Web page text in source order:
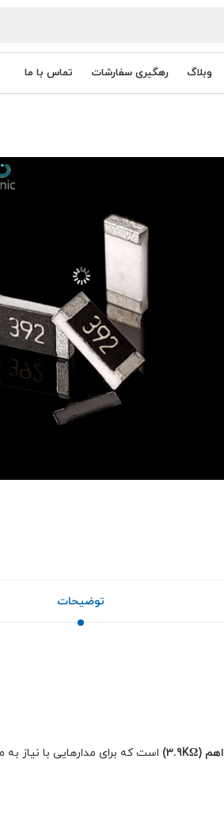
وبلاگ رهگیری سفارشات تماس با ما
توضیحات
اهم (3.9KΩ) است که برای مدارهایی با نیاز